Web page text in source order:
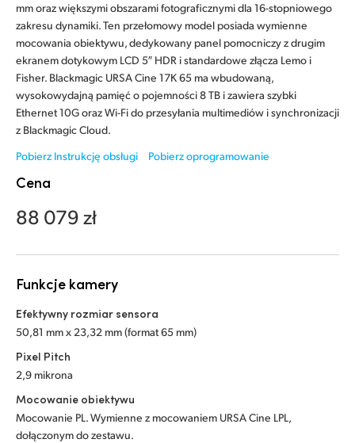
Italy
Mexico
Malaysia
New Zealand
Norway
Polska
Portugal
Singapore
South Africa
mm oraz większymi obszarami fotograficznymi dla 16-stopniowego
zakresu dynamiki. Ten przełomowy model posiada wymienne
mocowania obiektywu, dedykowany panel pomocniczy z drugim
ekranem dotykowym LCD 5″ HDR i standardowe złącza Lemo i
Fisher. Blackmagic URSA Cine 17K 65 ma wbudowaną,
wysokowydajną pamięć o pojemności 8 TB i zawiera szybki
Ethernet 10G oraz Wi-Fi do przesyłania multimediów i synchronizacji
z Blackmagic Cloud.
Pobierz Instrukcję obsługi
Pobierz oprogramowanie
Cena
88 079 zł
Funkcje kamery
Efektywny rozmiar sensora
50,81 mm x 23,32 mm (format 65 mm)
Pixel Pitch
2,9 mikrona
Mocowanie obiektywu
Mocowanie PL. Wymienne z mocowaniem URSA Cine LPL,
dołączonym do zestawu.